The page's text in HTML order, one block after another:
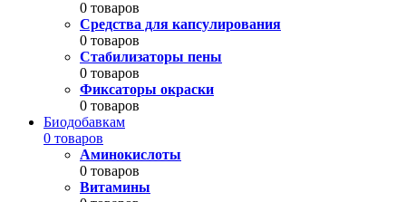
0 товаров
Средства для капсулирования
0 товаров
Стабилизаторы пены
0 товаров
Фиксаторы окраски
0 товаров
Биодобавкам
0 товаров
Аминокислоты
0 товаров
Витамины